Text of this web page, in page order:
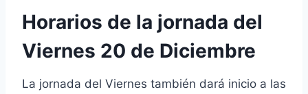
Horarios de la jornada del
Viernes 20 de Diciembre
La jornada del Viernes también dará inicio a las